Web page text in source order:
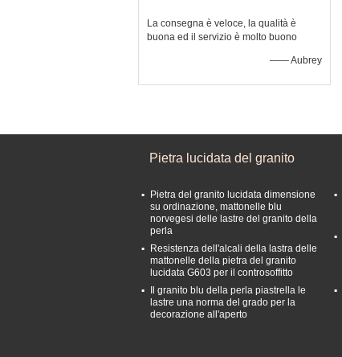
La consegna è veloce, la qualità è
buona ed il servizio è molto buono
—— Aubrey
Pietra lucidata del granito
Pietra del granito lucidata dimensione
su ordinazione, mattonelle blu
norvegesi delle lastre del granito della
perla
Resistenza dell'alcali della lastra delle
mattonelle della pietra del granito
lucidata G603 per il controsoffitto
Il granito blu della perla piastrella le
lastre una norma del grado per la
decorazione all'aperto